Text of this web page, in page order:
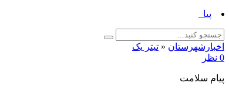
پیام تبریک مدیر ج_
اخبارشهرستان « تیتر یک
0 نظر
پیام سلامت